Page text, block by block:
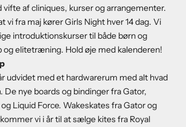
vifte af cliniques, kurser og arrangementer.
vi fra maj kører Girls Night hver 14 dag. Vi
introduktionskurser til både børn og
og elitetræning. Hold øje med kalenderen!
udvidet med et hardwarerum med alt hvad
De nye boards og bindinger fra Gator,
Liquid Force. Wakeskates fra Gator og
vi i år til at sælge kites fra Royal